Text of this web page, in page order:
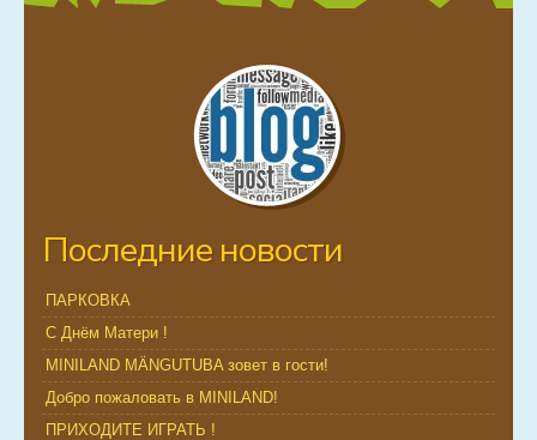
Последние новости
ПАРКОВКА
С Днём Матери !
MINILAND MÄNGUTUBA зовет в гости!
Добро пожаловать в MINILAND!
ПРИХОДИТЕ ИГРАТЬ !